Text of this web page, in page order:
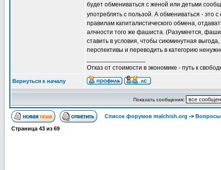
будет обмениваться с женой или детьми
употреблять с пользой. А обмениваться -
правилам капиталистического обмена,
алчности того же фашиста. (Разумеется,
ставить в условия, чтобы сиюминутная
перспективы и переводить в категорию
Отказ от стоимости в экономике - путь к
Вернуться к началу
Показать сообщения:
Список форумов malchish.org -> Вопросы
Страница 43 из 69